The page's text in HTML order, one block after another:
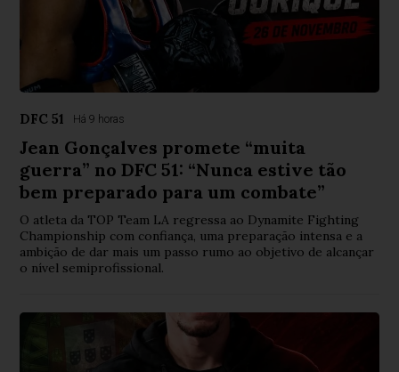
DFC 51 Há 9 horas
Jean Gonçalves promete “muita
guerra” no DFC 51: “Nunca estive tão
bem preparado para um combate”
O atleta da TOP Team LA regressa ao Dynamite Fighting
Championship com confiança, uma preparação intensa e a
ambição de dar mais um passo rumo ao objetivo de alcançar
o nível semiprofissional.